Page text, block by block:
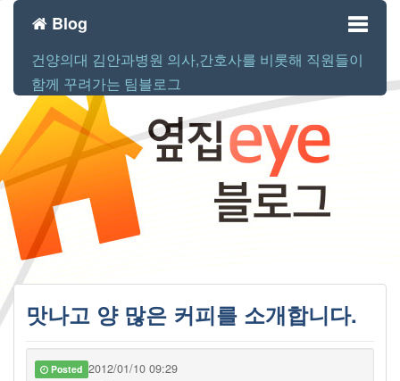
Toggle
Blog
건양의대 김안과병원 의사,간호사를 비롯해 직원들이
함께 꾸려가는 팀블로그
맛나고 양 많은 커피를 소개합니다.
Posted 2012/01/10 09:29